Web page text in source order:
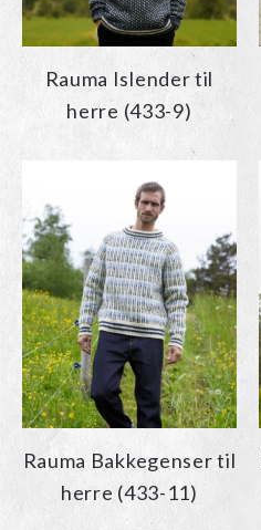
Rauma Islender til
herre (433-9)
Rauma Bakkegenser til
herre (433-11)